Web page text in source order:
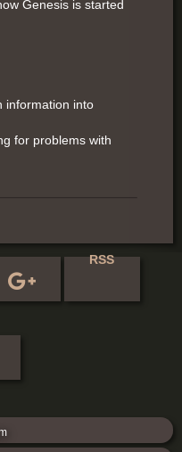
Genesis is started
information into
for problems with
RSS